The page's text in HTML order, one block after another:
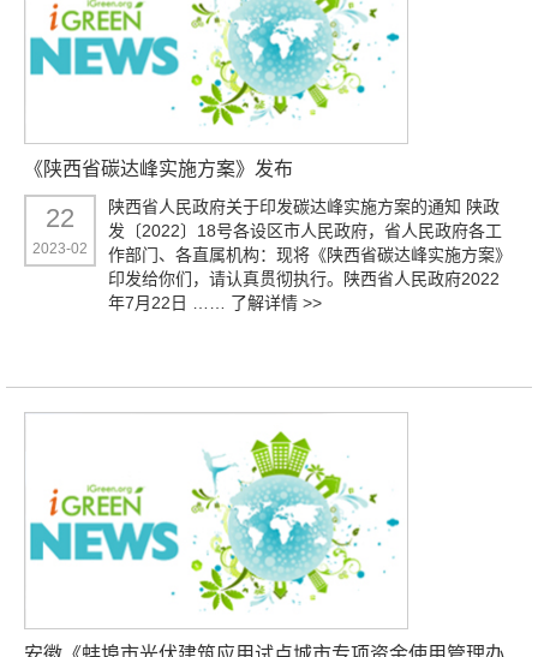
《陕西省碳达峰实施方案》发布
22
2023-02
陕西省人民政府关于印发碳达峰实施方案的通知 陕政
发〔2022〕18号各设区市人民政府，省人民政府各工
作部门、各直属机构：现将《陕西省碳达峰实施方案》
印发给你们，请认真贯彻执行。陕西省人民政府2022
年7月22日 …… 了解详情 >>